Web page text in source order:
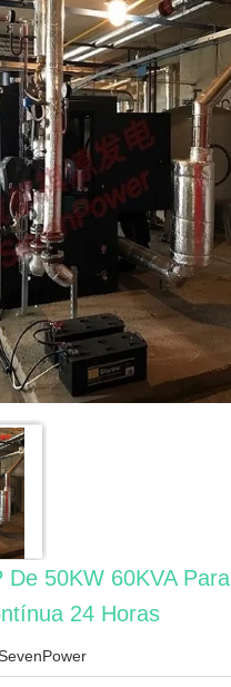
De 50KW 60KVA Para
24 Horas